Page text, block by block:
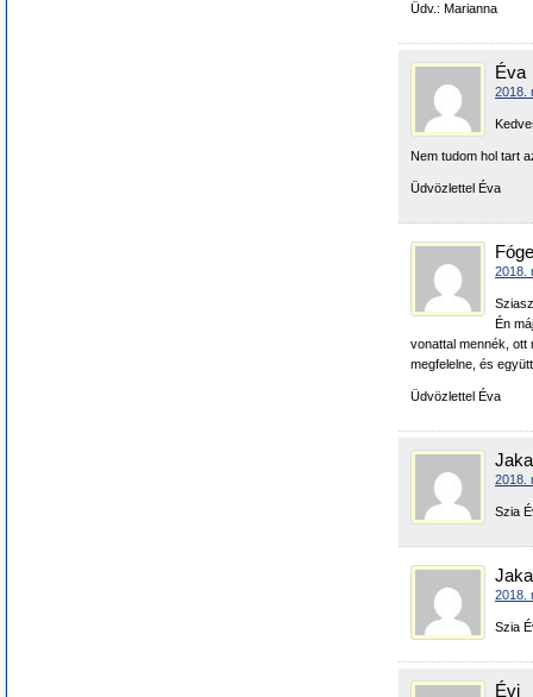
Üdv.: Marianna
Éva
2018.
Nem tudom hol tart
Üdvözlettel Éva
2018.
Én
vonattal mennék, ott
megfelelne, és
Üdvözlettel Éva
2018.
Szia
2018.
Szia
Évi